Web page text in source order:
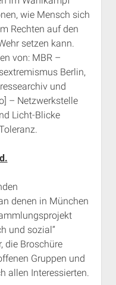
wie Mensch sich
Rechten auf den
setzen kann.
von: MBR –
Berlin,
und
– Netzwerkstelle
Licht-Blicke
denen in München
und sozial“
die Broschüre
Gruppen und
allen Interessierten.